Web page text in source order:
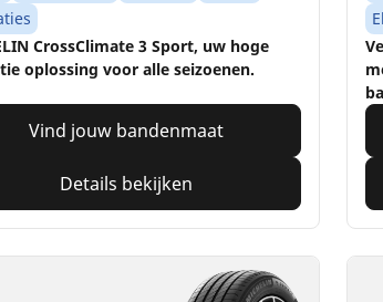
CrossClimate 3 Sport, uw hoge
oplossing voor alle seizoenen.
Vind jouw bandenmaat
Details bekijken